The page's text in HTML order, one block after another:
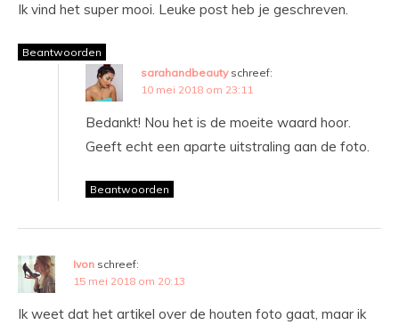
Ik vind het super mooi. Leuke post heb je geschreven.
Beantwoorden
sarahandbeauty schreef:
10 mei 2018 om 23:11
Bedankt! Nou het is de moeite waard hoor.
Geeft echt een aparte uitstraling aan de foto.
Beantwoorden
Ivon schreef:
15 mei 2018 om 20:13
Ik weet dat het artikel over de houten foto gaat, maar ik